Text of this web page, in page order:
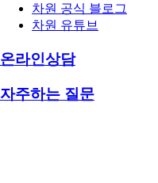
차원 공식 블로그
차원 유튜브
온라인상담
자주하는 질문